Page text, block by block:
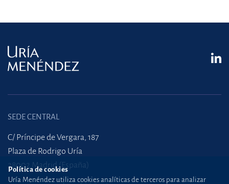
SEDE CENTRAL
C/ Príncipe de Vergara, 187
Plaza de Rodrigo Uría
28002 Madrid (España)
Política de cookies
Uría Menéndez utiliza cookies analíticas de terceros para analizar